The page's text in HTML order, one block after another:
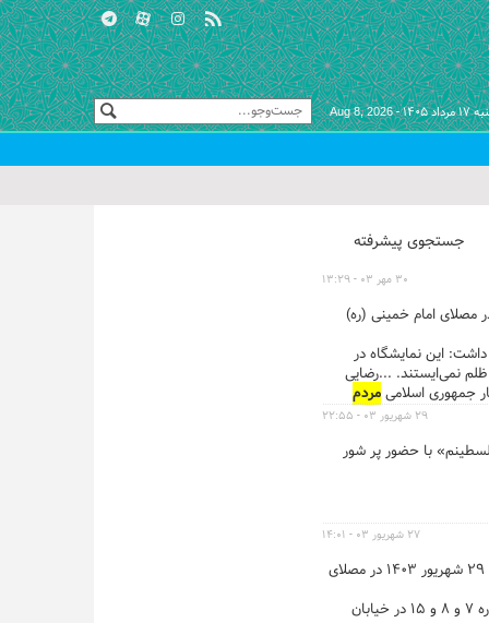
۱۴۰۵ - Aug 8, 2026
جستجوی پیشرفته
تجهیزات پلیسی، امنیتی و ایمنی (ایپاس) با حضور ۲۲۲ شرکت داخلی و خارجی از ۳۰ مهر در مصلای امام خمینی (ره)
این نمایشگاه در
نمی‌ایستند. ...رضایی
جمهوری اسلامیمردم
۳۰ مهر ۰۳ - ۱۳:۲۹
با حضور پر شور
۲۹ شهریور ۰۳ - ۲۲:۵۵
مراسم جشن خانوادگی هفته وحدت با اجرای گروه‌های سرود و مولودی خوانی مداحان اهل بیت علیهم السلام شامگاه پنجشنبه ۲۹ شهریور ۱۴۰۳ در مصلای
...همچنین پارکینگ عمومی شهید بهشتی نبش خیابان پاکستان، پارکینگ‌ شماره ۱۹ در بزرگراه شهید سلیمانی، پارکینگ‌های شماره ۷ و ۸ و ۱۵ در خیابان
۲۷ شهریور ۰۳ - ۱۴:۰۱